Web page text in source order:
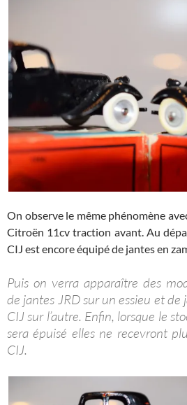
On observe le même phénomène
Citroën 11cv traction avant. Au
CIJ est encore équipé de jantes en
Puis on verra apparaître des
de jantes JRD sur un essieu et de
CIJ sur l’autre. Enfin, lorsque le
sera épuisé elles ne recevront
CIJ.